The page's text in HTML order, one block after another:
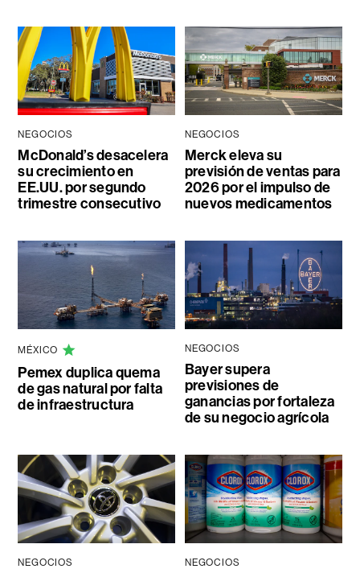
NEGOCIOS
McDonald’s desacelera
su crecimiento en
EE.UU. por segundo
trimestre consecutivo
NEGOCIOS
Merck eleva su
previsión de ventas para
2026 por el impulso de
nuevos medicamentos
MÉXICO
Pemex duplica quema
de gas natural por falta
de infraestructura
NEGOCIOS
Bayer supera
previsiones de
ganancias por fortaleza
de su negocio agrícola
NEGOCIOS NEGOCIOS